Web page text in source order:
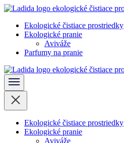
Skočiť
obsah
(stlačte
Ladida
Ekologické čistiace prostriedky
Ekologické pranie
Aviváže
Parfumy na pranie
Ladida
Ekologické čistiace prostriedky
Ekologické pranie
Aviváže